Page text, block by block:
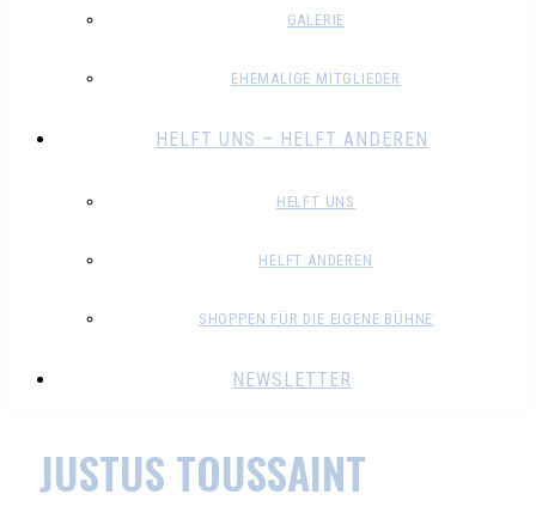
GALERIE
EHEMALIGE MITGLIEDER
HELFT UNS – HELFT ANDEREN
HELFT UNS
HELFT ANDEREN
SHOPPEN FÜR DIE EIGENE BÜHNE
NEWSLETTER
JUSTUS TOUSSAINT